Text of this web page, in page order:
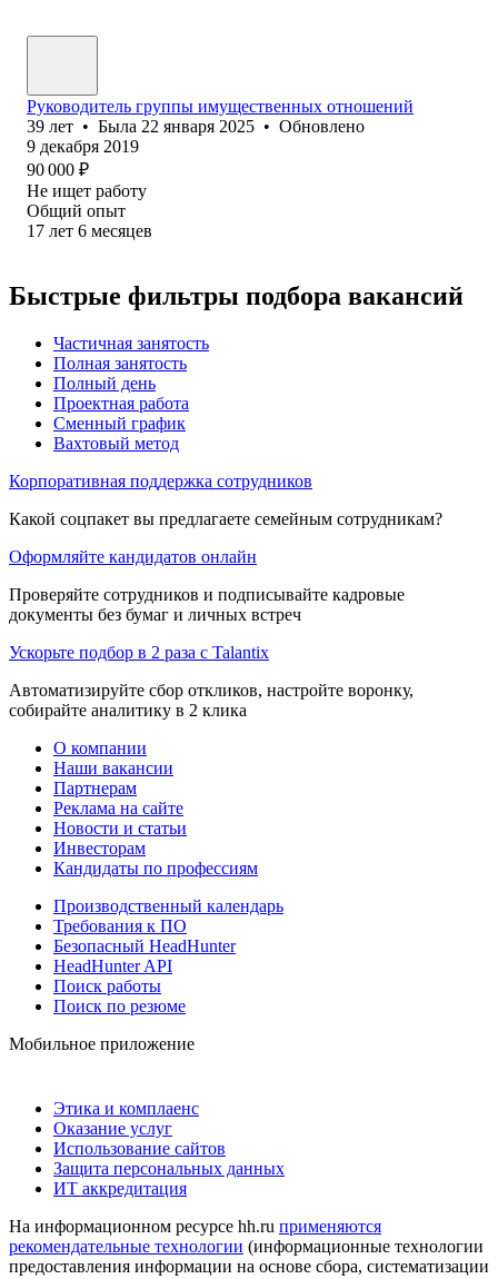
Руководитель группы имущественных отношений
39 лет • Была 22 января 2025 • Обновлено
9 декабря 2019
90 000 ₽
Не ищет работу
Общий опыт
17 лет 6 месяцев
Быстрые фильтры подбора вакансий
Частичная занятость
Полная занятость
Полный день
Проектная работа
Сменный график
Вахтовый метод
Корпоративная поддержка сотрудников
Какой соцпакет вы предлагаете семейным сотрудникам?
Оформляйте кандидатов онлайн
Проверяйте сотрудников и подписывайте кадровые
документы без бумаг и личных встреч
Ускорьте подбор в 2 раза с Talantix
Автоматизируйте сбор откликов, настройте воронку,
собирайте аналитику в 2 клика
О компании
Наши вакансии
Партнерам
Реклама на сайте
Новости и статьи
Инвесторам
Кандидаты по профессиям
Производственный календарь
Требования к ПО
Безопасный HeadHunter
HeadHunter API
Поиск работы
Поиск по резюме
Мобильное приложение
Этика и комплаенс
Оказание услуг
Использование сайтов
Защита персональных данных
ИТ аккредитация
На информационном ресурсе hh.ru применяются
рекомендательные технологии (информационные технологии
предоставления информации на основе сбора, систематизации